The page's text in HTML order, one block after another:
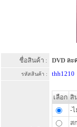
ชื่อสินค้า : DVD ล
รหัสสินค้า : thh1210
เลือก สิ
-
ส